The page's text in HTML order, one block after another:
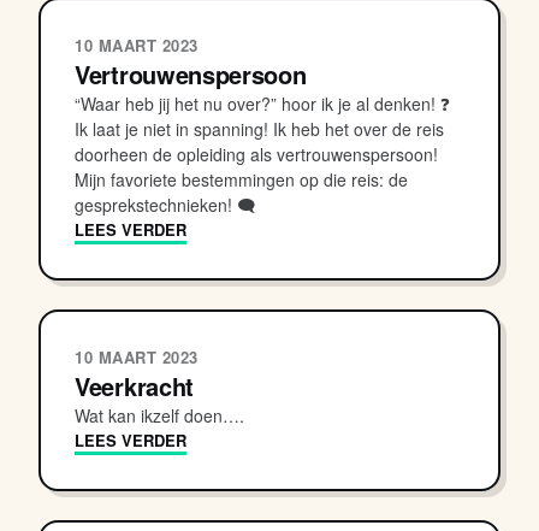
10 MAART 2023
Vertrouwenspersoon
“Waar heb jij het nu over?” hoor ik je al denken! ❓
Ik laat je niet in spanning! Ik heb het over de reis
doorheen de opleiding als vertrouwenspersoon!
Mijn favoriete bestemmingen op die reis: de
gesprekstechnieken! 🗨
LEES VERDER
10 MAART 2023
Veerkracht
Wat kan ikzelf doen….
LEES VERDER